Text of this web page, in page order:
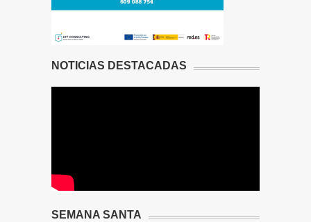
NOTICIAS DESTACADAS
SEMANA SANTA